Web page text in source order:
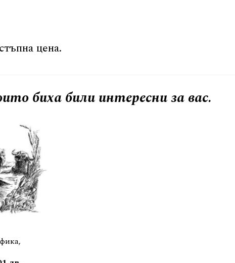
цена.
биха били интересни за вас.